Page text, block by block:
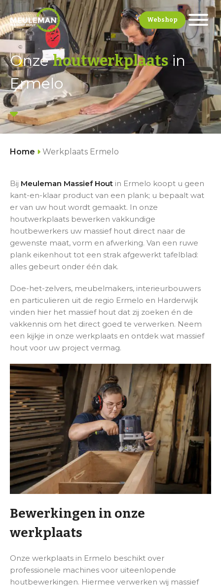
Webshop
Onzehoutwerkplaatsin
Ermelo
Home Werkplaats Ermelo
Bij Meuleman Massief Hout in Ermelo koopt u geen
kant-en-klaar product van een plank; u bepaalt wat
er van uw hout wordt gemaakt. In onze
houtwerkplaats bewerken vakkundige
houtbewerkers uw massief hout direct naar de
gewenste maat, vorm en afwerking. Van een ruwe
plank eikenhout tot een strak afgewerkt tafelblad:
alles gebeurt onder één dak.
Doe-het-zelvers, meubelmakers, interieurbouwers
en particulieren uit de regio Ermelo en Harderwijk
vinden hier het massief hout dat zij zoeken én de
vakkennis om het direct goed te verwerken. Neem
een kijkje in onze werkplaats en ontdek wat massief
hout voor uw project vermag.
Bewerkingen in onze
werkplaats
Onze werkplaats in Ermelo beschikt over
professionele machines voor uiteenlopende
houtbewerkingen. Hiermee verwerken wij massief